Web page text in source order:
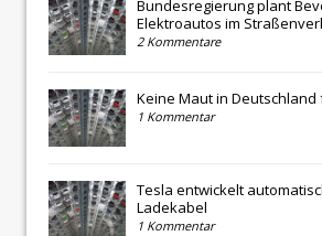
Bundesregierung plant
Elektroautos im
2 Kommentare
Keine Maut in
1 Kommentar
Tesla entwickelt
Ladekabel
1 Kommentar